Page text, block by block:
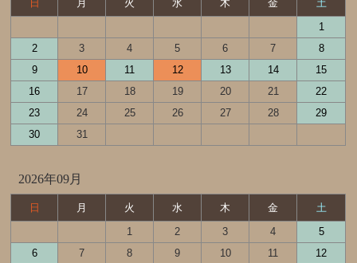
日 月 火 水 木 金
土
1
2
3 4 5 6 7
8
9
10 11 12 13 14
15
16
17 18 19 20 21
22
23
24 25 26 27 28
29
30
31
2026年09月
日 月 火 水 木 金
土
1
2 3 4
5
6
7 8 9 10 11
12